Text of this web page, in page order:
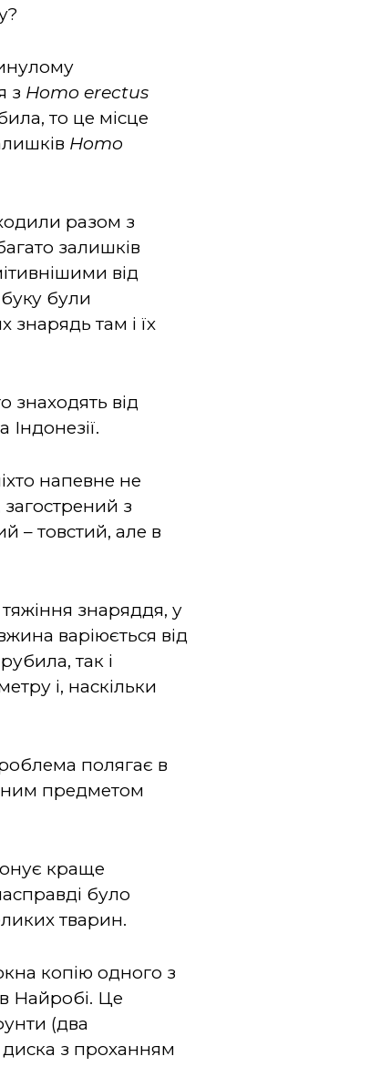
з Homo erectus
то це місце
Homo
разом з
залишків
від
були
знарядь там і їх
знаходять від
напевне не
з
– товстий, але в
знаряддя, у
варіюється від
так і
і, наскільки
полягає в
предметом
краще
було
тварин.
копію одного з
Найробі. Це
(два
диска з проханням